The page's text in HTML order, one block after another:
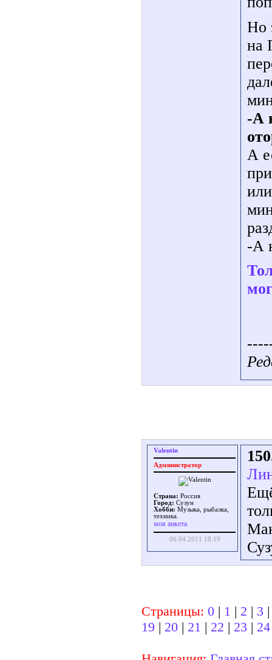
Но
на
-А
А
-А
Valentin
Администратор
Страна: Россия
Город: Сузун
Хобби: Музыка, рыбалка,
техника.
моя анкета
06.04.2011 18:19
Страницы: 0 | 1 | 2 | 3
19 | 20 | 21 | 22 | 23 | 24